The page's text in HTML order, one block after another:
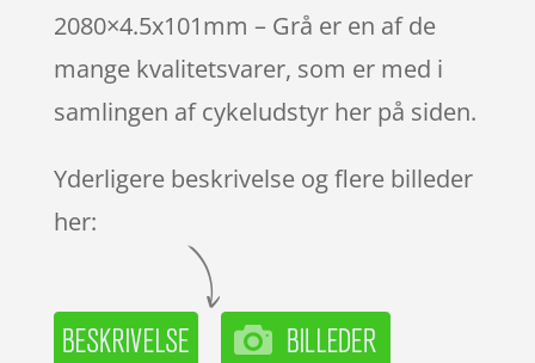
2080×4.5x101mm – Grå er en af de
mange kvalitetsvarer, som er med i
samlingen af cykeludstyr her på siden.
Yderligere beskrivelse og flere billeder
her: